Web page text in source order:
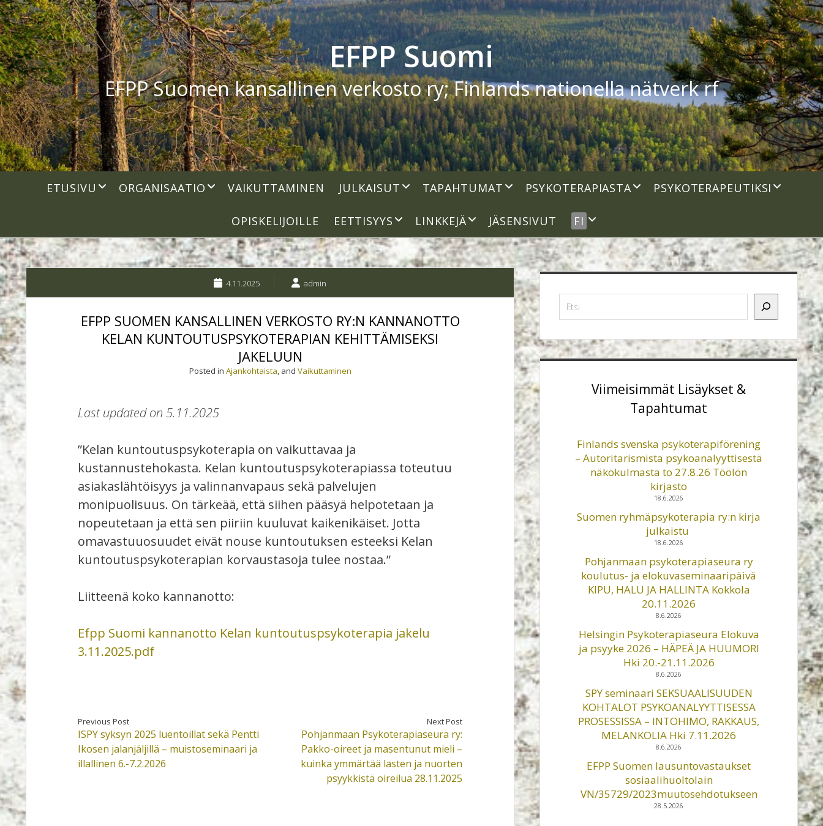
EFPP Suomi
EFPP Suomen kansallinen verkosto ry; Finlands nationella nätverk rf
ETUSIVU open
dropdown
ORGANISAATIO open
dropdown
VAIKUTTAMINEN JULKAISUT open
dropdownTAPAHTUMAT open
dropdown
PSYKOTERAPIASTAopen
dropdown
PSYKOTERAPEUTIKSI open
OPISKELIJOILLE EETTISYYS open
dropdown
menu
LINKKEJÄ open
dropdown
menu
JÄSENSIVUT FI open
menu
4.11.2025 admin
EFPP SUOMEN KANSALLINEN VERKOSTO RY:N KANNANOTTO
KELAN KUNTOUTUSPSYKOTERAPIAN KEHITTÄMISEKSI
JAKELUUN
Posted in Ajankohtaista, and Vaikuttaminen
Last updated on 5.11.2025
”Kelan kuntoutuspsykoterapia on vaikuttavaa ja
kustannustehokasta. Kelan kuntoutuspsykoterapiassa toteutuu
asiakaslähtöisyys ja valinnanvapaus sekä palvelujen
monipuolisuus. On tärkeää, että siihen pääsyä helpotetaan ja
nopeutetaan ja että sen piiriin kuuluvat kaikenikäiset. Jotta
omavastuuosuudet eivät nouse kuntoutuksen esteeksi Kelan
kuntoutuspsykoterapian korvaustasoja tulee nostaa.”
Liitteenä koko kannanotto:
Efpp Suomi kannanotto Kelan kuntoutuspsykoterapia jakelu
3.11.2025.pdf
Previous Post
ISPY syksyn 2025 luentoillat sekä Pentti
Ikosen jalanjäljillä – muistoseminaari ja
illallinen 6.-7.2.2026
Next Post
Pohjanmaan Psykoterapiaseura ry:
Pakko-oireet ja masentunut mieli –
kuinka ymmärtää lasten ja nuorten
psyykkistä oireilua 28.11.2025
Sidebar
Viimeisimmät Lisäykset &
Tapahtumat
Finlands svenska psykoterapiförening
– Autoritarismista psykoanalyyttisestä
näkökulmasta to 27.8.26 Töölön
kirjasto
18.6.2026
Suomen ryhmäpsykoterapia ry:n kirja
julkaistu
18.6.2026
Pohjanmaan psykoterapiaseura ry
koulutus- ja elokuvaseminaaripäivä
KIPU, HALU JA HALLINTA Kokkola
20.11.2026
8.6.2026
Helsingin Psykoterapiaseura Elokuva
ja psyyke 2026 – HÄPEÄ JA HUUMORI
Hki 20.-21.11.2026
8.6.2026
SPY seminaari SEKSUAALISUUDEN
KOHTALOT PSYKOANALYYTTISESSA
PROSESSISSA – INTOHIMO, RAKKAUS,
MELANKOLIA Hki 7.11.2026
8.6.2026
EFPP Suomen lausuntovastaukset
sosiaalihuoltolain
VN/35729/2023muutosehdotukseen
28.5.2026